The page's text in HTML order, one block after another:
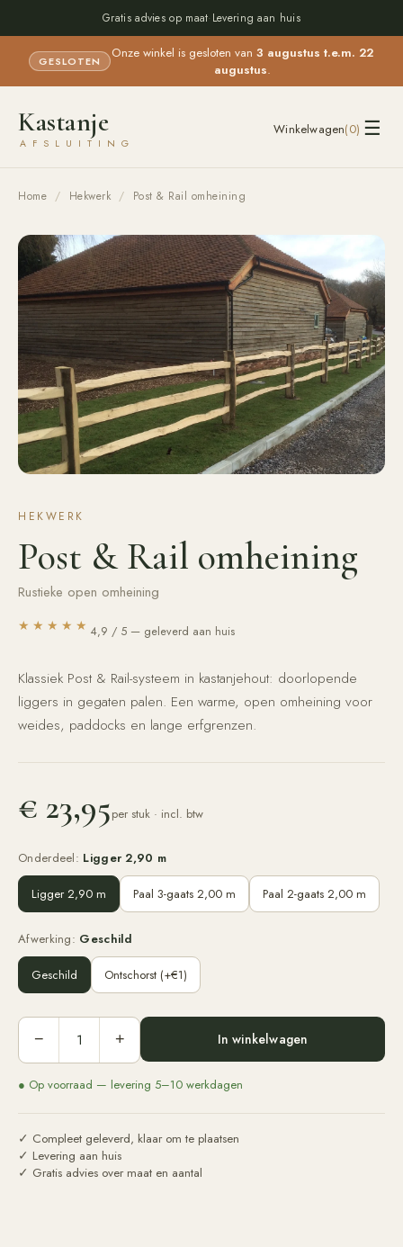
Gratis advies op maat· Levering aan huis
GESLOTEN Onze winkel is gesloten van 3 augustus t.e.m. 22
augustus.
☰
Kastanje
AFSLUITING
Winkelwagen(0)
Home / Hekwerk / Post & Rail omheining
HEKWERK
Post & Rail omheining
Rustieke open omheining
★★★★★ 4,9 / 5 — geleverd aan huis
Klassiek Post & Rail-systeem in kastanjehout: doorlopende
liggers in gegaten palen. Een warme, open omheining voor
weides, paddocks en lange erfgrenzen.
€ 23,95per stuk · incl. btw
Onderdeel: Ligger 2,90 m
Ligger 2,90 m Paal 3-gaats 2,00 m Paal 2-gaats 2,00 m
Afwerking: Geschild
Geschild Ontschorst (+€1)
− + In winkelwagen
● Op voorraad — levering 5–10 werkdagen
✓ Compleet geleverd, klaar om te plaatsen
✓ Levering aan huis
✓ Gratis advies over maat en aantal